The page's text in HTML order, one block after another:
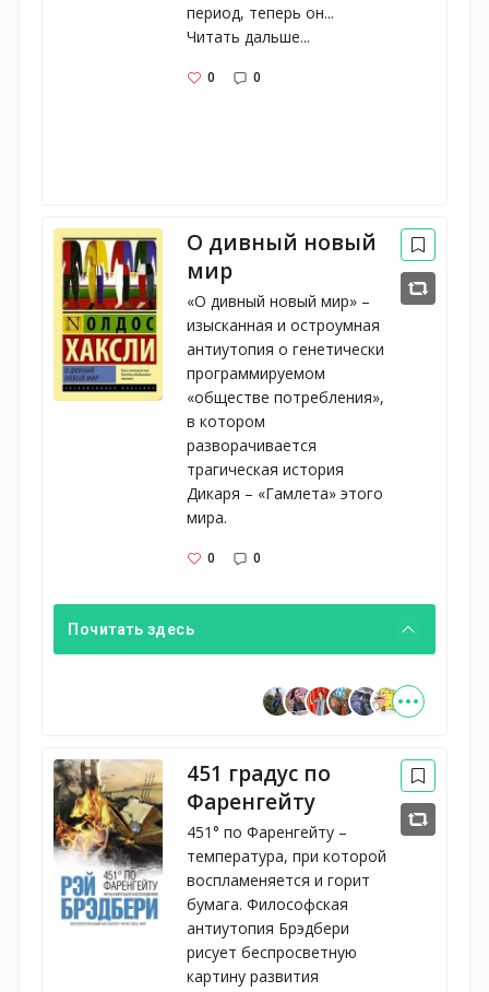
период, теперь он...
Читать дальше...
0 0
О дивный новый
мир
«О дивный новый мир» –
изысканная и остроумная
антиутопия о генетически
программируемом
«обществе потребления»,
в котором
разворачивается
трагическая история
Дикаря – «Гамлета» этого
мира.
0 0
Почитать здесь
451 градус по
Фаренгейту
451° по Фаренгейту –
температура, при которой
воспламеняется и горит
бумага. Философская
антиутопия Брэдбери
рисует беспросветную
картину развития